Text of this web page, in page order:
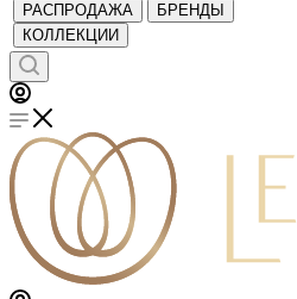
РАСПРОДАЖА
БРЕНДЫ
КОЛЛЕКЦИИ